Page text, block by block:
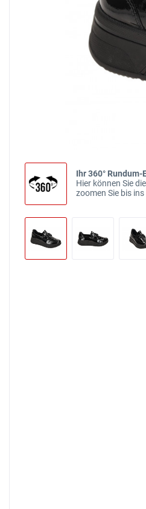
Ihr 360° Rundum-
Hier können Sie
zoomen Sie bis